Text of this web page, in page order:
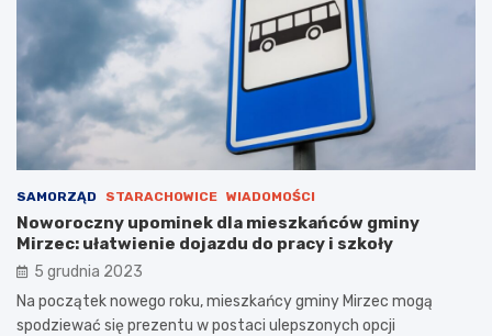
SAMORZĄD STARACHOWICE WIADOMOŚCI
Noworoczny upominek dla mieszkańców gminy
Mirzec: ułatwienie dojazdu do pracy i szkoły
5 grudnia 2023
Na początek nowego roku, mieszkańcy gminy Mirzec mogą
spodziewać się prezentu w postaci ulepszonych opcji